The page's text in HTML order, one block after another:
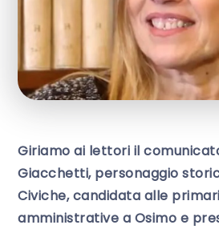
Giriamo ai lettori il
Giacchetti, personaggio
Civiche, candidata alle
amministrative a Osimo e